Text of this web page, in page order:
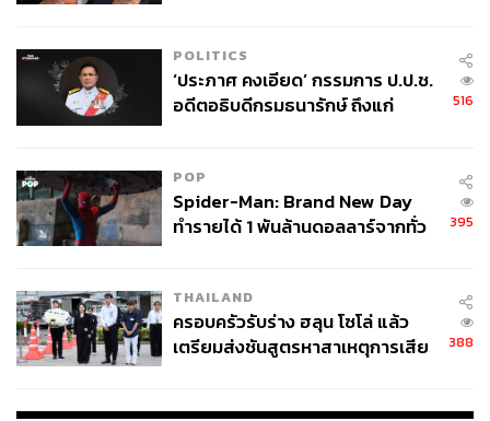
The Taste
POLITICS
‘ประภาศ คงเอียด’ กรรมการ ป.ป.ช.
อดีตอธิบดีกรมธนารักษ์ ถึงแก่
516
POP
Spider-Man: Brand New Day
ทำรายได้ 1 พันล้านดอลลาร์จากทั่ว
395
THAILAND
ครอบครัวรับร่าง ฮลุน โซโล่ แล้ว
เตรียมส่งชันสูตรหาสาเหตุการเสีย
388